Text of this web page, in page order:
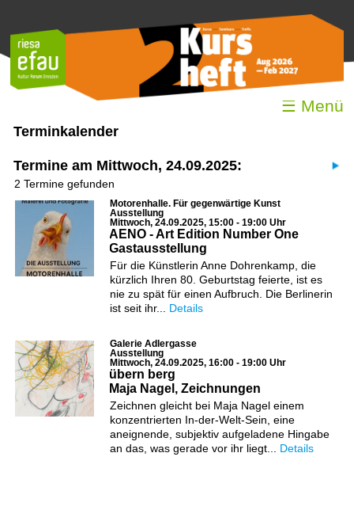
☰ Menü
Terminkalender
Termine am Mittwoch, 24.09.2025:
2 Termine gefunden
Motorenhalle. Für gegenwärtige Kunst
Ausstellung
Mittwoch, 24.09.2025, 15:00 - 19:00 Uhr
AENO - Art Edition Number One
Gastausstellung
Für die Künstlerin Anne Dohrenkamp, die
kürzlich Ihren 80. Geburtstag feierte, ist es
nie zu spät für einen Aufbruch. Die Berlinerin
ist seit ihr... Details
Galerie Adlergasse
Ausstellung
Mittwoch, 24.09.2025, 16:00 - 19:00 Uhr
übern berg
Maja Nagel, Zeichnungen
Zeichnen gleicht bei Maja Nagel einem
konzentrierten In-der-Welt-Sein, eine
aneignende, subjektiv aufgeladene Hingabe
an das, was gerade vor ihr liegt... Details